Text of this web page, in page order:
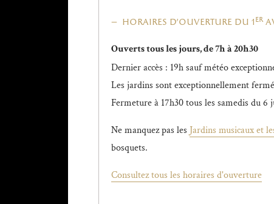
horaires d'ouverture du 1 er
Ouverts tous les jours, de 7h à 20h30
Dernier accès : 19h sauf météo
Les jardins sont exceptionnellement
Fermeture à 17h30 tous les samedis du
Ne manquez pas les Jardins musicaux et
bosquets.
Consultez tous les horaires d'ouverture